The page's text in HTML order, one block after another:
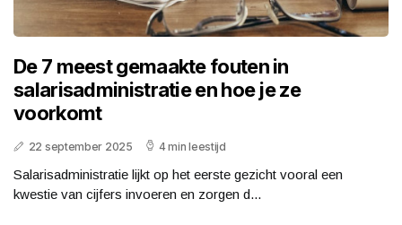
De 7 meest gemaakte fouten in
salarisadministratie en hoe je ze
voorkomt
22 september 2025 4 min leestijd
Salarisadministratie lijkt op het eerste gezicht vooral een
kwestie van cijfers invoeren en zorgen d...